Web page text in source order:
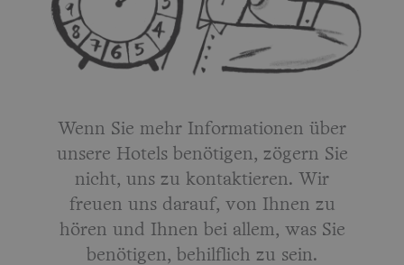
Wenn Sie mehr Informationen über
unsere Hotels benötigen, zögern Sie
nicht, uns zu kontaktieren. Wir
freuen uns darauf, von Ihnen zu
hören und Ihnen bei allem, was Sie
benötigen, behilflich zu sein.